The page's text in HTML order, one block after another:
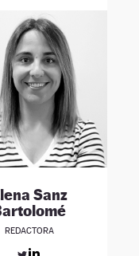
Sanz
REDACTORA